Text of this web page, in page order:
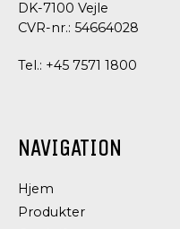
DK-7100 Vejle
CVR-nr.: 54664028
Tel.: +45 7571 1800
NAVIGATION
Hjem
Produkter